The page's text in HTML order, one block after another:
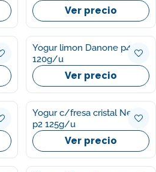
Ver precio
Yogur limon Danone p4
120g/u
Ver precio
Yogur c/fresa cristal Nestle
p2 125g/u
Ver precio